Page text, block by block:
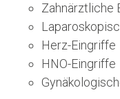
Zahnärztliche
Herz-Eingriffe
HNO-Eingriffe